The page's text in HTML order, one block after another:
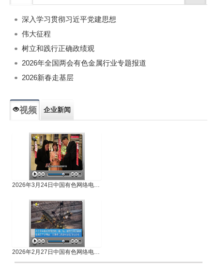
深入学习贯彻习近平党建思想
伟大征程
树立和践行正确政绩观
2026年全国两会有色金属行业专题报道
2026新春走基层
视频 企业新闻
2026年3月24日中国有色网络电视新闻
2026年2月27日中国有色网络电视新闻